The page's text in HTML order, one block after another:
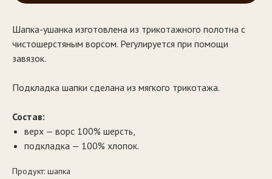
Шапка-ушанка изготовлена из трикотажного полотна с
чистошерстяным ворсом. Регулируется при помощи
завязок.
Подкладка шапки сделана из мягкого трикотажа.
Состав:
верх — ворс 100% шерсть,
подкладка — 100% хлопок.
Продукт: шапка